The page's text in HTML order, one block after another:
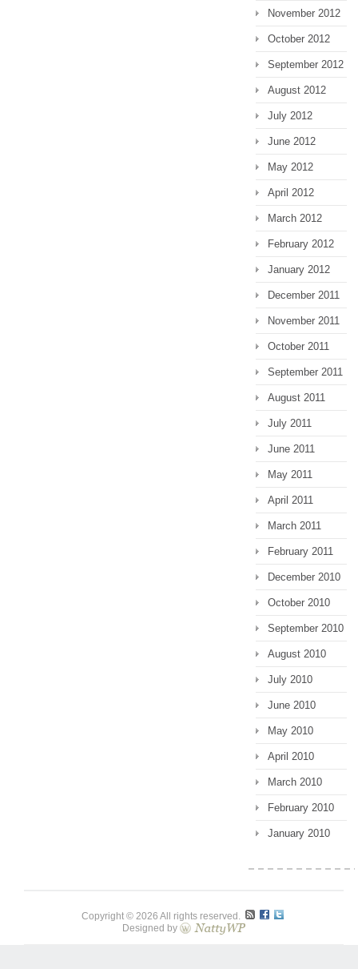
November 2012
October 2012
September 2012
August 2012
July 2012
June 2012
May 2012
April 2012
March 2012
February 2012
January 2012
December 2011
November 2011
October 2011
September 2011
August 2011
July 2011
June 2011
May 2011
April 2011
March 2011
February 2011
December 2010
October 2010
September 2010
August 2010
July 2010
June 2010
May 2010
April 2010
March 2010
February 2010
January 2010
Copyright © 2026 All rights reserved.
Designed by